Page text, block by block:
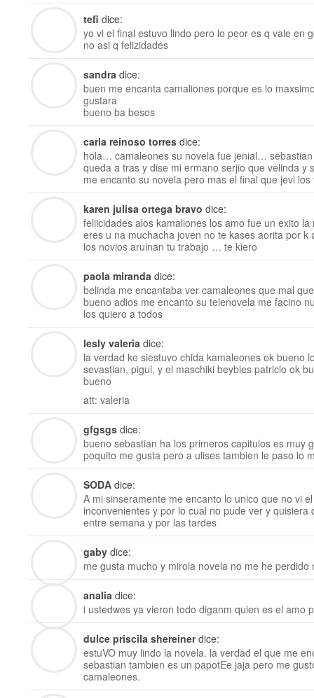
tefi dice:
yo vi el final estuvo lindo pero lo peor es q vale en
no asi q felizidades
sandra dice:
buen me encanta camaliones porque es lo
gustara
bueno ba besos
carla reinoso torres dice:
hola… camaleones su novela fue jenial…
queda a tras y dise mi ermano serjio que velinda
me encanto su novela pero mas el final que jevi
karen julisa ortega bravo dice:
feliicidades alos kamaliones los amo fue un exito
eres u na muchacha joven no te kases aorita por
los novios aruinan tu trabajo … te kiero
paola miranda dice:
belinda me encantaba ver camaleones que mal
bueno adios me encanto su telenovela me facino
los quiero a todos
lesly valeria dice:
la verdad ke siestuvo chida kamaleones ok bueno
sevastian, pigui, y el maschiki beybies patricio ok
bueno
att: valeria
gfgsgs dice:
bueno sebastian ha los primeros capitulos es muy
poquito me gusta pero a ulises tambien le paso lo
SODA dice:
A mi sinseramente me encanto lo unico que no vi
inconvenientes y por lo cual no pude ver y
entre semana y por las tardes
gaby dice:
me gusta mucho y mirola novela no me he perdido
analia dice:
i ustedwes ya vieron todo diganm quien es el amo
dulce priscila shereiner dice:
estuVO muy lindo la novela. la verdad el que me
sebastian tambien es un papotEe jaja pero me
camaleones.